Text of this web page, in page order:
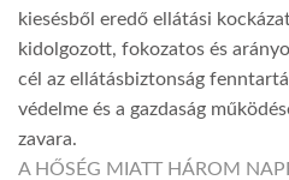
kiesésből eredő ellátási
kidolgozott, fokozatos és
cél az ellátásbiztonság
védelme és a gazdaság
zavara.
A HŐSÉG MIATT HÁROM